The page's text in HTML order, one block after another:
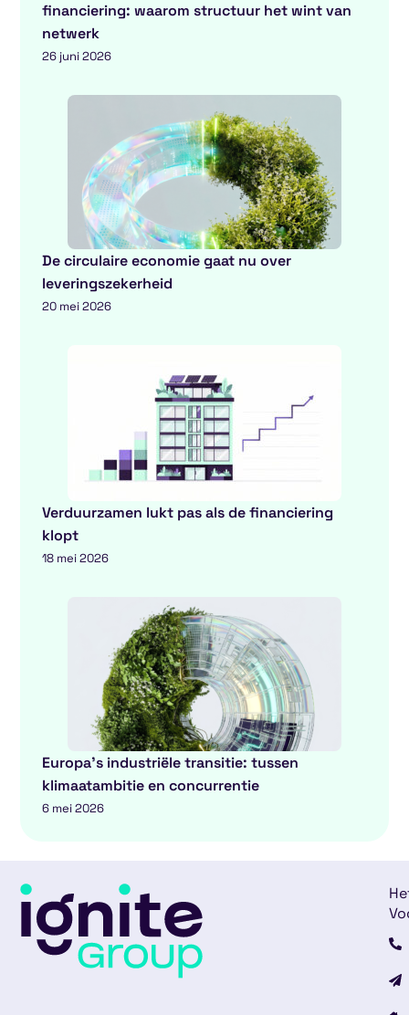
financiering: waarom structuur het wint van
netwerk
26 juni 2026
De circulaire economie gaat nu over
leveringszekerheid
20 mei 2026
Verduurzamen lukt pas als de financiering
klopt
18 mei 2026
Europa’s industriële transitie: tussen
klimaatambitie en concurrentie
6 mei 2026